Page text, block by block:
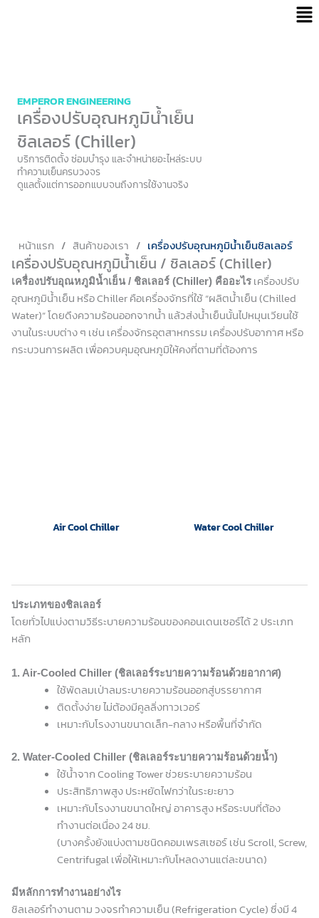
EMPEROR ENGINEERING
เครื่องปรับอุณหภูมิน้ำเย็น
ชิลเลอร์ (Chiller)
บริการติดตั้ง ซ่อมบำรุง และจำหน่ายอะไหล่ระบบ
ทำความเย็นครบวงจร
ดูแลตั้งแต่การออกแบบจนถึงการใช้งานจริง
หน้าแรก / สินค้าของเรา / เครื่องปรับอุณหภูมิน้ำเย็นชิลเลอร์
เครื่องปรับอุณหภูมิน้ำเย็น / ชิลเลอร์ (Chiller)
เครื่องปรับอุณหภูมิน้ำเย็น / ชิลเลอร์ (Chiller) คืออะไร เครื่องปรับ
อุณหภูมิน้ำเย็น หรือ Chiller คือเครื่องจักรที่ใช้ “ผลิตน้ำเย็น (Chilled
Water)” โดยดึงความร้อนออกจากน้ำ แล้วส่งน้ำเย็นนั้นไปหมุนเวียนใช้
งานในระบบต่าง ๆ เช่น เครื่องจักรอุตสาหกรรม เครื่องปรับอากาศ หรือ
กระบวนการผลิต เพื่อควบคุมอุณหภูมิให้คงที่ตามที่ต้องการ
Air Cool Chiller Water Cool Chiller
ประเภทของชิลเลอร์
โดยทั่วไปแบ่งตามวิธีระบายความร้อนของคอนเดนเซอร์ได้ 2 ประเภท
หลัก
1. Air-Cooled Chiller (ชิลเลอร์ระบายความร้อนด้วยอากาศ)
ใช้พัดลมเป่าลมระบายความร้อนออกสู่บรรยากาศ
ติดตั้งง่าย ไม่ต้องมีคูลลิ่งทาวเวอร์
เหมาะกับโรงงานขนาดเล็ก-กลาง หรือพื้นที่จำกัด
2. Water-Cooled Chiller (ชิลเลอร์ระบายความร้อนด้วยน้ำ)
ใช้น้ำจาก Cooling Tower ช่วยระบายความร้อน
ประสิทธิภาพสูง ประหยัดไฟกว่าในระยะยาว
เหมาะกับโรงงานขนาดใหญ่ อาคารสูง หรือระบบที่ต้อง
ทำงานต่อเนื่อง 24 ชม.
(บางครั้งยังแบ่งตามชนิดคอมเพรสเซอร์ เช่น Scroll, Screw,
Centrifugal เพื่อให้เหมาะกับโหลดงานแต่ละขนาด)
มีหลักการทำงานอย่างไร
ชิลเลอร์ทำงานตาม วงจรทำความเย็น (Refrigeration Cycle) ซึ่งมี 4